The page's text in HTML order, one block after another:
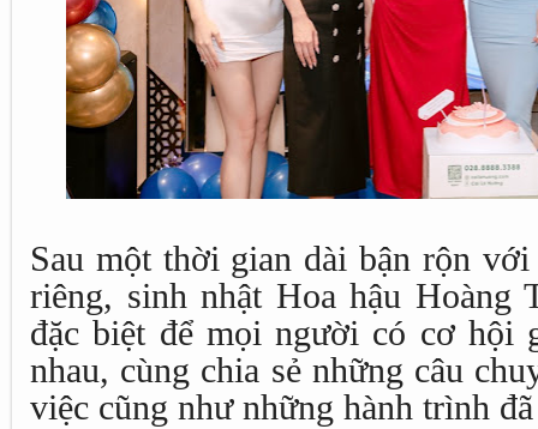
Sau một thời gian dài bận rộn
riêng, sinh nhật Hoa hậu Hoàng
đặc biệt để mọi người có cơ hội
nhau, cùng chia sẻ những câu
việc cũng như những hành trình